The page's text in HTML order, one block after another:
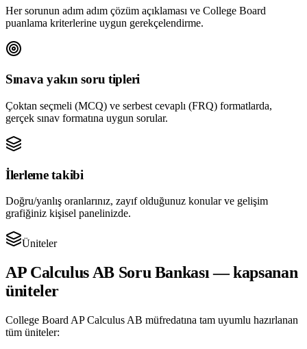
Her sorunun adım adım çözüm açıklaması ve College Board
puanlama kriterlerine uygun gerekçelendirme.
Sınava yakın soru tipleri
Çoktan seçmeli (MCQ) ve serbest cevaplı (FRQ) formatlarda,
gerçek sınav formatına uygun sorular.
İlerleme takibi
Doğru/yanlış oranlarınız, zayıf olduğunuz konular ve gelişim
grafiğiniz kişisel panelinizde.
Üniteler
AP Calculus ABSoru Bankası — kapsanan
üniteler
College Board AP Calculus AB müfredatına tam uyumlu hazırlanan
tüm üniteler: